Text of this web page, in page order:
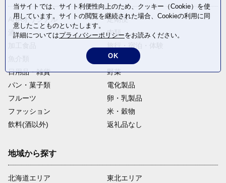
ANAオリジナル
定期便
酒
肉類
麺類
日用品・雑貨
野菜
パン・菓子類
電化製品
フルーツ
卵・乳製品
ファッション
米・穀物
飲料(酒以外)
返礼品なし
地域から探す
北海道エリア
東北エリア
当サイトでは、サイト利便性向上のため、クッキー（Cookie）を使
用しています。サイトの閲覧を継続された場合、Cookieの利用に同
意したことものといたします。
詳細についてはプライバシーポリシーをお読みください。
OK